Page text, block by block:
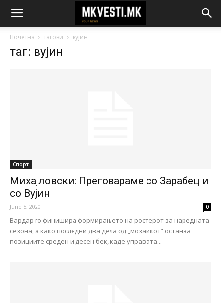
Почетна тагови вујин
таг: вујин
Спорт
Михајловски: Преговараме со Зарабец и
со Вујин
June 5, 2020 0
Вардар го финишира формирањето на ростерот за наредната
сезона, а како последни два дела од „мозаикот“ останаа
позициите среден и десен бек, каде управата...